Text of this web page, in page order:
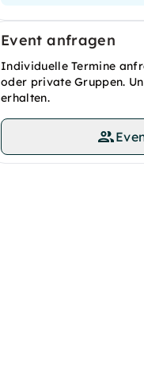
Event anfragen
Individuelle Termine
oder private Gruppen.
erhalten.